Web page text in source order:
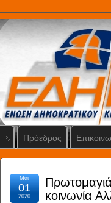
Πρόεδρος
κοινωνία
Μάι
01
2020